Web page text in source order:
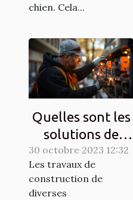
chien. Cela...
Quelles sont les
solutions de
sécurisation
d’un chantier ?
30 octobre 2023 12:32
Les travaux de
construction de
diverses